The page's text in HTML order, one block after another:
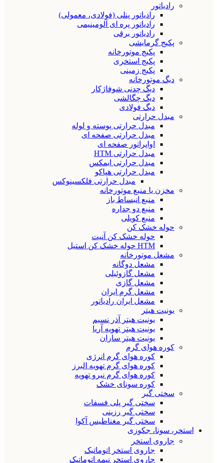
رادیاتور
رادیاتور پنلی (فولادی، معمولی)
رادیاتور پره ای آلومینیمی
رادیاتور برقی
پکیج گرمایشی
پکیج موتورخانه
پکیج استخری
پکیج زمینی
دیگ موتورخانه
دیگ چدنی شوفاژکار
دیگ چگالشی
دیگ فولادی
مبدل حرارتی
مبدل حرارتی پوسته و لوله
مبدل حرارتی صفحه ای
اواپراتور صفحه ای
مبدل حرارتی HTM
مبدل حرارتی ایمکس
مبدل حرارتی هپاکو
مبدل حرارتی فلکسینوکس
مخزن یا منبع موتورخانه
منبع انبساط باز
منبع دو جداره
منبع کویلی
حوله خشک کن
حوله خشک کن آنیت
HTM حوله خشک کن استیل
مشعل موتورخانه
مشعل دوگانه
مشعل گازوئیلی
مشعل گازی
مشعل گرم ایران
مشعل ایران رادیاتور
یونیت هیتر
یونیت هیتر آذر نسیم
یونیت هیتر تهویه آریا
یونیت هیتر ساران
کوره هوای گرم
کوره هوای گرم انرژی
کوره هوای گرم تهویه البرز
کوره هوای گرم نیرو تهویه
کوره سونای خشک
سختی گیر
سختی گیر پلی فسفات
سختی گیر رزینی
سختی گیر مغناطیس آکوا
استخر، سونا، جکوزی
جاروی استخر
جاروی استخر اتوماتیک
جاروی استخر نیمه اتوماتیک